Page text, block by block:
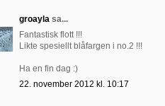
groayla sa...
Fantastisk flott !!!
Likte spesiellt blåfargen i no.2 !!!
Ha en fin dag :)
22. november 2012 kl. 10:17